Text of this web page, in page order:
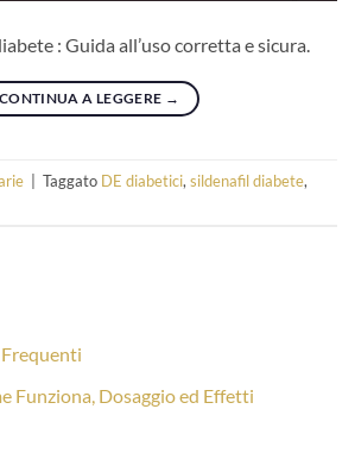
: Guida all’uso corretta e sicura.
CONTINUA A LEGGERE →
Taggato DE diabetici, sildenafil diabete,
Funziona, Dosaggio ed Effetti